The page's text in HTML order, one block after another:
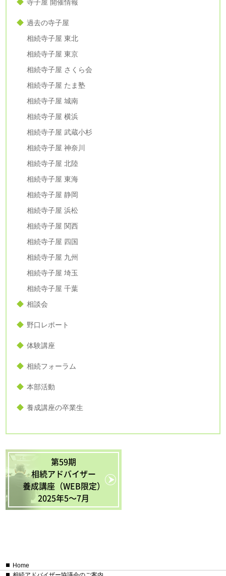
寺子屋 開催情報
過去の寺子屋
相続寺子屋 東北
相続寺子屋 東京
相続寺子屋 さくら会
相続寺子屋 たま塾
相続寺子屋 城南
相続寺子屋 横浜
相続寺子屋 武蔵小杉
相続寺子屋 神奈川
相続寺子屋 北陸
相続寺子屋 東海
相続寺子屋 静岡
相続寺子屋 浜松
相続寺子屋 関西
相続寺子屋 四国
相続寺子屋 九州
相続寺子屋 埼玉
相続寺子屋 千葉
相談会
野口レポート
体験講座
相続フォーラム
本部活動
養成講座の卒業生
第59期
相続アドバイザー
養成講座（WEB限定）
2025年5〜7月
Home